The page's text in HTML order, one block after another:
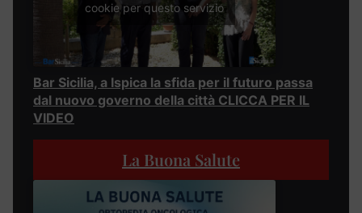
cookie per questo servizio
Bar Sicilia, a Ispica la sfida per il futuro passa
dal nuovo governo della città CLICCA PER IL
VIDEO
La Buona Salute